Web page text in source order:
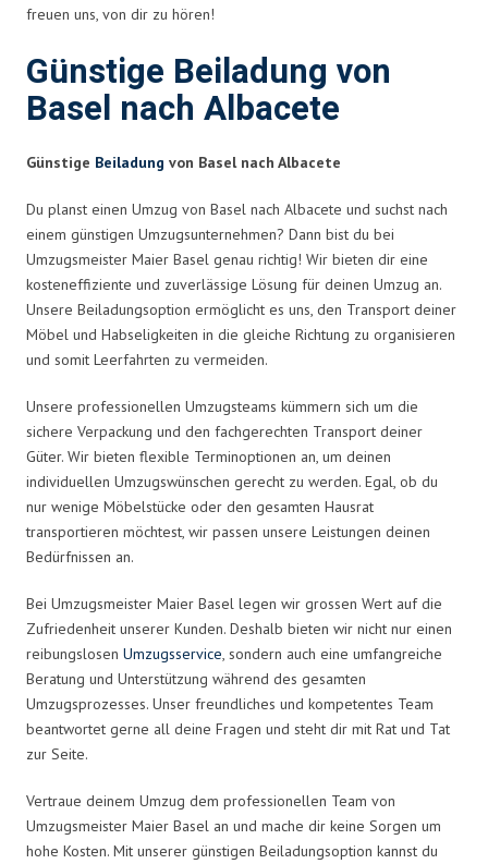
freuen uns, von dir zu hören!
Günstige Beiladung von
Basel nach Albacete
Günstige Beiladung von Basel nach Albacete
Du planst einen Umzug von Basel nach Albacete und suchst nach
einem günstigen Umzugsunternehmen? Dann bist du bei
Umzugsmeister Maier Basel genau richtig! Wir bieten dir eine
kosteneffiziente und zuverlässige Lösung für deinen Umzug an.
Unsere Beiladungsoption ermöglicht es uns, den Transport deiner
Möbel und Habseligkeiten in die gleiche Richtung zu organisieren
und somit Leerfahrten zu vermeiden.
Unsere professionellen Umzugsteams kümmern sich um die
sichere Verpackung und den fachgerechten Transport deiner
Güter. Wir bieten flexible Terminoptionen an, um deinen
individuellen Umzugswünschen gerecht zu werden. Egal, ob du
nur wenige Möbelstücke oder den gesamten Hausrat
transportieren möchtest, wir passen unsere Leistungen deinen
Bedürfnissen an.
Bei Umzugsmeister Maier Basel legen wir grossen Wert auf die
Zufriedenheit unserer Kunden. Deshalb bieten wir nicht nur einen
reibungslosen Umzugsservice, sondern auch eine umfangreiche
Beratung und Unterstützung während des gesamten
Umzugsprozesses. Unser freundliches und kompetentes Team
beantwortet gerne all deine Fragen und steht dir mit Rat und Tat
zur Seite.
Vertraue deinem Umzug dem professionellen Team von
Umzugsmeister Maier Basel an und mache dir keine Sorgen um
hohe Kosten. Mit unserer günstigen Beiladungsoption kannst du